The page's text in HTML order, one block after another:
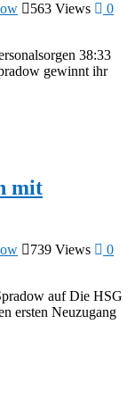
563 Views
0
38:33
gewinnt ihr
mit
739 Views
0
auf Die HSG
ersten Neuzugang